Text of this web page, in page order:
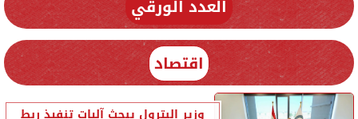
العدد الورقي
اقتصاد
وزير البترول يبحث آليات تنفيذ ربط